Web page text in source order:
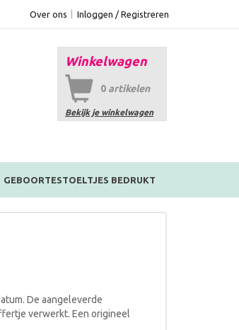
Over ons Inloggen / Registreren
Winkelwagen
0 artikelen
Bekijk je winkelwagen
GEBOORTESTOELTJES BEDRUKT
De aangeleverde
verwerkt. Een origineel